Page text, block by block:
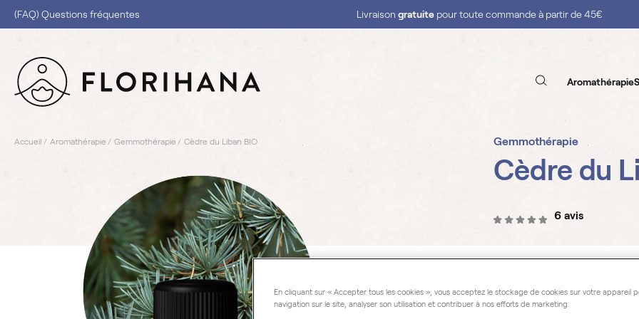
(FAQ) Questions fréquentes Livraison gratuitepour toute commande à partir de 45€
Aromathérapie
Accueil Aromathérapie Gemmothérapie Cèdre du Liban BIO Gemmothérapie
Cèdre du
6 avis
Notre extrait de Cèdre du
En cliquant sur « Accepter tous les cookies », vous acceptez le stockage de cookies sur votre appareil
navigation sur le site, analyser son utilisation et contribuer à nos efforts de marketing.